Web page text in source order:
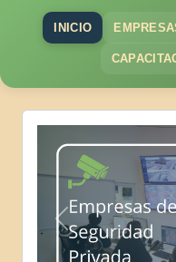
INICIO
Anterior